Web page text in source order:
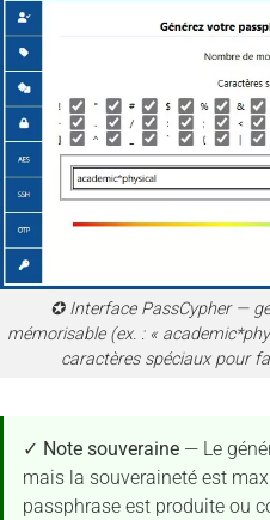
✪ Interface PassCypher —
mémorisable (ex. : «
caractères spéciaux pour
✓ Note souveraine — Le
mais la souveraineté est
passphrase est produite ou